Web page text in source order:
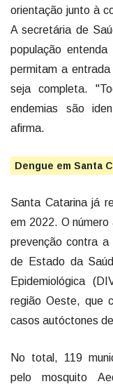
orientação junto à
A secretária de
população
permitam a
seja completa.
endemias são
afirma.
Dengue em Santa
Santa Catarina já
em 2022. O
prevenção contra
de Estado da
Epidemiológica
região Oeste, que
casos autóctones
No total, 119
pelo mosquito